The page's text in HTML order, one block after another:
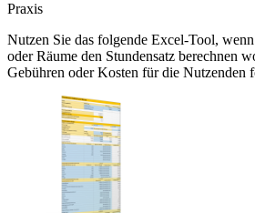
Praxis
Nutzen Sie das folgende Excel-Tool,
oder Räume den Stundensatz berechnen
Gebühren oder Kosten für die Nutzenden